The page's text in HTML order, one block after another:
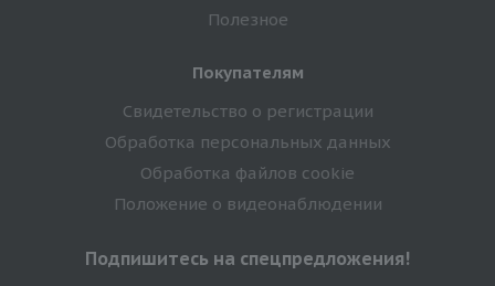
Полезное
Покупателям
Свидетельство о регистрации
Обработка персональных данных
Обработка файлов cookie
Положение о видеонаблюдении
Подпишитесь на спецпредложения!